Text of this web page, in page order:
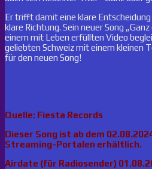
Er trifft damit eine klare Entscheidung
klare Richtung. Sein neuer Song
einem mit Leben erfüllten Video
geliebten Schweiz mit einem kleinen
für den neuen Song!
Quelle: Fiesta Records
Dieser Song ist ab dem
Streaming-Portalen erhältlich.
Airdate (für Radiosender)